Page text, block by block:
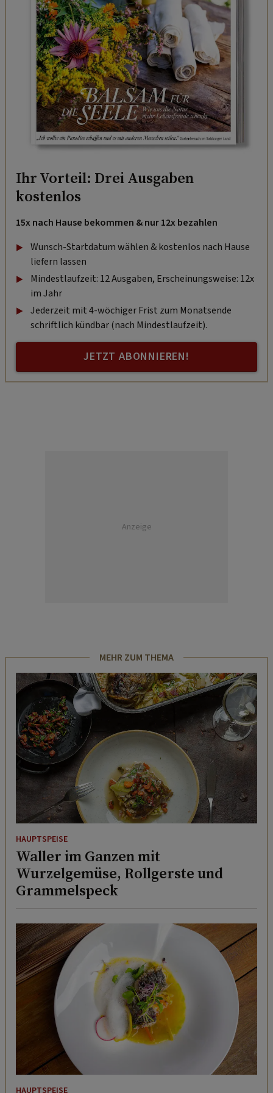
Ihr Vorteil: Drei Ausgaben
kostenlos
15x nach Hause bekommen & nur 12x bezahlen
Wunsch-Startdatum wählen & kostenlos nach Hause
liefern lassen
Mindestlaufzeit: 12 Ausgaben, Erscheinungsweise: 12x
im Jahr
Jederzeit mit 4-wöchiger Frist zum Monatsende
schriftlich kündbar (nach Mindestlaufzeit).
JETZT ABONNIEREN!
Anzeige
MEHR ZUM THEMA
HAUPTSPEISE
Waller im Ganzen mit
Wurzelgemüse, Rollgerste und
Grammelspeck
HAUPTSPEISE